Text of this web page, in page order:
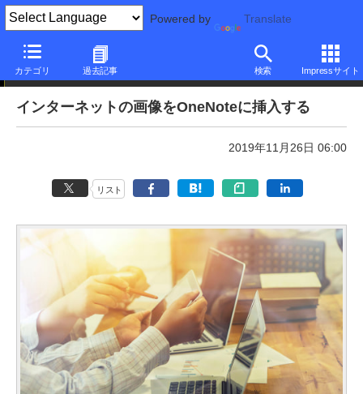
Powered by Translate
カテゴリ 過去記事 検索 Impressサイト
本日のできるネット
インターネットの画像をOneNoteに挿入する
2019年11月26日 06:00
リスト